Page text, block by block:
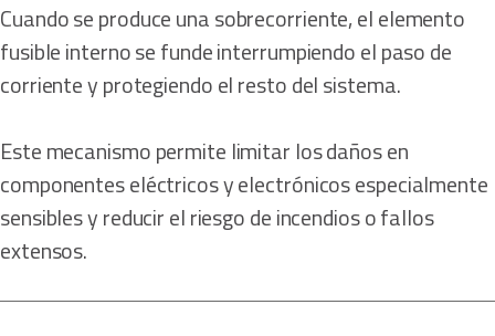
Cuando se produce una sobrecorriente, el elemento
fusible interno se funde interrumpiendo el paso de
corriente y protegiendo el resto del sistema.
Este mecanismo permite limitar los daños en
componentes eléctricos y electrónicos especialmente
sensibles y reducir el riesgo de incendios o fallos
extensos.